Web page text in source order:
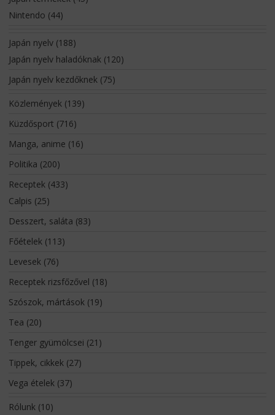
Nintendo (44)
Japán nyelv(188)
Japán nyelv haladóknak(120)
Japán nyelv kezdőknek(75)
Közlemények(139)
Küzdősport (716)
Manga, anime (16)
Politika (200)
Receptek(433)
Calpis (25)
Desszert, saláta (83)
Főételek(113)
Levesek(76)
Receptek rizsfőzővel (18)
Szószok, mártások(19)
Tea (20)
Tenger gyümölcsei (21)
Tippek, cikkek(27)
Vega ételek(37)
Rólunk(10)